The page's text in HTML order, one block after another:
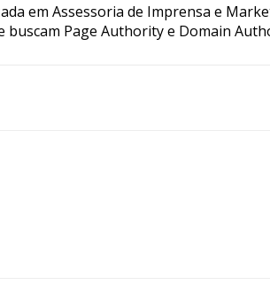
em Assessoria de Imprensa e
buscam Page Authority e Domain